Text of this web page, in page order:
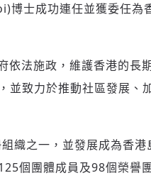
博士成功連任並獲委任為
依法施政，維護香港的長
並致力於推動社區發展、
織之一，並發展成為香港
個團體成員及98個榮譽